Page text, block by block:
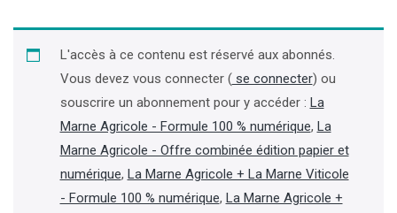
L'accès à ce contenu est réservé aux abonnés.
Vous devez vous connecter (se connecter) ou
souscrire un abonnement pour y accéder : La
Marne Agricole - Formule 100 % numérique, La
Marne Agricole - Offre combinée édition papier et
numérique, La Marne Agricole + La Marne Viticole
- Formule 100 % numérique, La Marne Agricole +